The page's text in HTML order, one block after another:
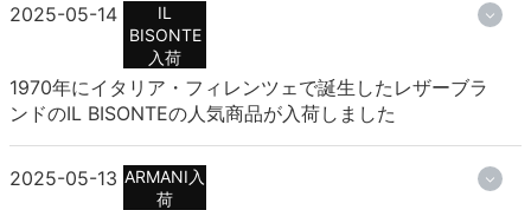
2025-05-14
IL
BISONTE
入荷
1970年にイタリア・フィレンツェで誕生したレザーブラ
ンドのIL BISONTEの人気商品が入荷しました
2025-05-13 ARMANI入
荷